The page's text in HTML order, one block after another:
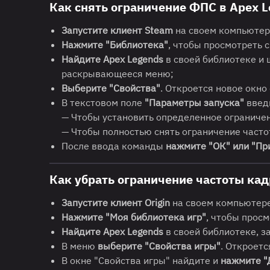
Как снять ограничение ФПС в Apex
Запустите клиент Steam на своем
Нажмите "Библиотека", чтобы просмотреть
Найдите Apex Legends в своей библиотеке
раскрывающееся меню;
Выберите "Свойства". Откроется новое
В текстовом поле "Параметры запуска"
— Чтобы установить определенное
— Чтобы полностью снять ограничение
После ввода команды нажмите "ОК" или
Как убрать ограничение частоты
Запустите клиент Origin на своем
Нажмите "Моя библиотека игр", чтобы
Найдите Apex Legends в своей библиотеке,
В меню выберите "Свойства игры".
В окне "Свойства игры" найдите и нажмите